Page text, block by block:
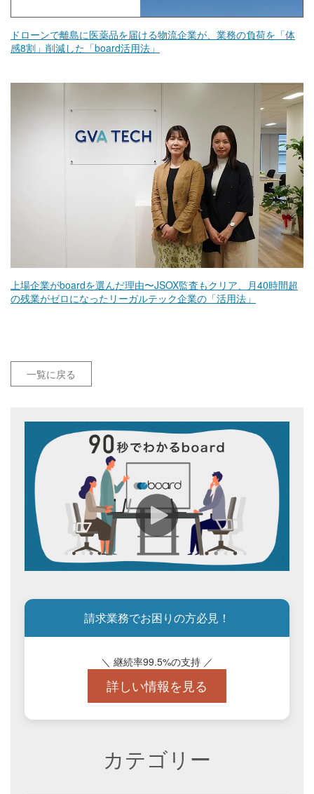
ドローンで離島に医薬品を届ける物流企業が、業務の負荷を「体
感8割」削減した「board活用法」
上場企業がboardを選んだ理由〜JSOX監査もクリア、月40時間超
の残業がゼロになったリーガルテック企業の「活用法」
一覧に戻る
請求業務でお困りの方必見！
＼ 継続率99.5%の支持 ／
詳しい情報を見る
カテゴリー